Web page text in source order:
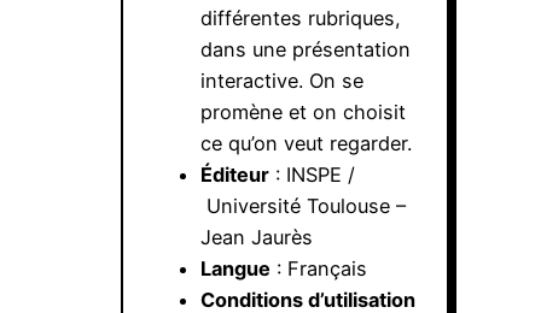
différentes rubriques,
dans une présentation
interactive. On se
promène et on choisit
ce qu’on veut regarder.
Éditeur : INSPE /
Université Toulouse –
Jean Jaurès
Langue : Français
Conditions d’utilisation